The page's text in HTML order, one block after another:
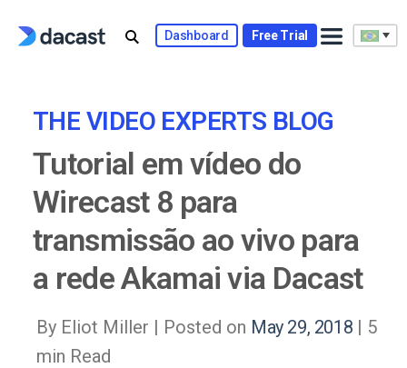
Dashboard Free Trial
THE VIDEO EXPERTS BLOG
Tutorial em vídeo do
Wirecast 8 para
transmissão ao vivo para
a rede Akamai via Dacast
By Eliot Miller | Posted on May 29, 2018 | 5
min Read